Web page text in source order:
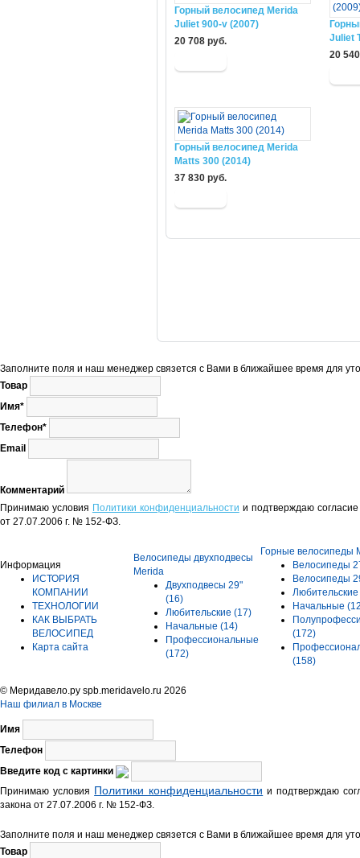
Горный велосипед Merida
Juliet 900-v (2007)
20 708 руб.
Juliet
20
Горный велосипед Merida
Matts 300 (2014)
37 830 руб.
Заполните поля и наш менеджер связется с Вами в ближайшее время для
Товар
Имя*
Телефон*
Email
Комментарий
Принимаю условия Политики конфиденциальности и подтверждаю
от 27.07.2006 г. № 152-ФЗ.
Информация
ИСТОРИЯ
КОМПАНИИ
ТЕХНОЛОГИИ
КАК ВЫБРАТЬ
ВЕЛОСИПЕД
Карта сайта
Велосипеды двухподвесы
Merida
Двухподвесы 29"
(16)
Любительские (17)
Начальные (14)
Профессиональные
(172)
Горные велосипеды
Велосипеды
Велосипеды
Любительские
Начальные
(172)
(158)
© Меридавело.ру spb.meridavelo.ru 2026
Наш филиал в Москве
Имя
Телефон
Введите код с картинки
Принимаю условия Политики конфиденциальности и подтверждаю
закона от 27.07.2006 г. № 152-ФЗ.
Заполните поля и наш менеджер связется с Вами в ближайшее время для
Товар